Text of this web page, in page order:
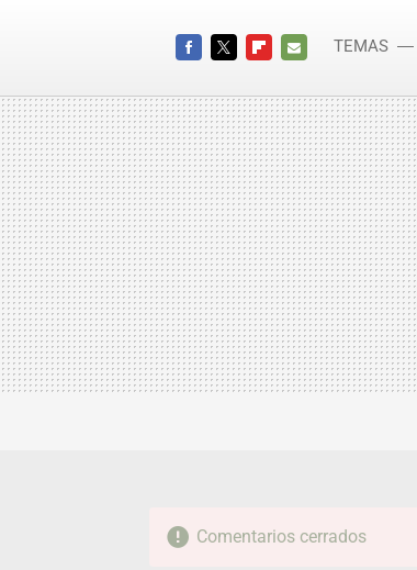
MAIL
TEMAS
Comentarios cerrados